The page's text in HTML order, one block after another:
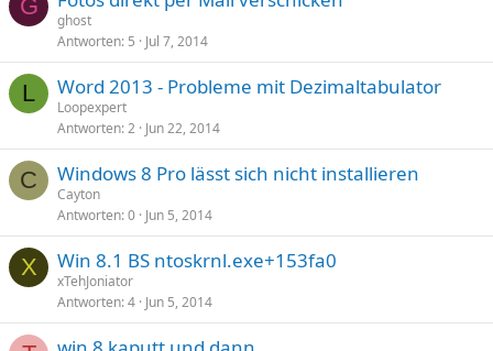
G
ghost
Antworten 5 Jul 7, 2014
L Word 2013 - Probleme mit Dezimaltabulator
Loopexpert
Antworten 2 Jun 22, 2014
C Windows 8 Pro lässt sich nicht installieren
Cayton
Antworten 0 Jun 5, 2014
X Win 8.1 BS ntoskrnl.exe+153fa0
xTehJoniator
Antworten 4 Jun 5, 2014